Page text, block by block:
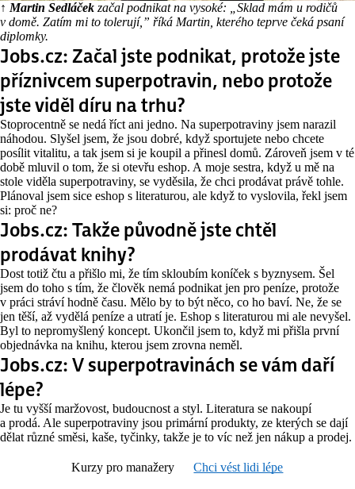
↑ Martin Sedláček začal podnikat na vysoké: „Sklad mám u rodičů
v domě. Zatím mi to tolerují,” říká Martin, kterého teprve čeká psaní
diplomky.
Jobs.cz: Začal jste podnikat, protože jste
příznivcem superpotravin, nebo protože
jste viděl díru na trhu?
Stoprocentně se nedá říct ani jedno. Na superpotraviny jsem narazil
náhodou. Slyšel jsem, že jsou dobré, když sportujete nebo chcete
posílit vitalitu, a tak jsem si je koupil a přinesl domů. Zároveň jsem v té
době mluvil o tom, že si otevřu eshop. A moje sestra, když u mě na
stole viděla superpotraviny, se vyděsila, že chci prodávat právě tohle.
Plánoval jsem sice eshop s literaturou, ale když to vyslovila, řekl jsem
si: proč ne?
Jobs.cz: Takže původně jste chtěl
prodávat knihy?
Dost totiž čtu a přišlo mi, že tím skloubím koníček s byznysem. Šel
jsem do toho s tím, že člověk nemá podnikat jen pro peníze, protože
v práci stráví hodně času. Mělo by to být něco, co ho baví. Ne, že se
jen těší, až vydělá peníze a utratí je. Eshop s literaturou mi ale nevyšel.
Byl to nepromyšlený koncept. Ukončil jsem to, když mi přišla první
objednávka na knihu, kterou jsem zrovna neměl.
Jobs.cz: V superpotravinách se vám daří
lépe?
Je tu vyšší maržovost, budoucnost a styl. Literatura se nakoupí
a prodá. Ale superpotraviny jsou primární produkty, ze kterých se dají
dělat různé směsi, kaše, tyčinky, takže je to víc než jen nákup a prodej.
Kurzy pro manažeryChci vést lidi lépe